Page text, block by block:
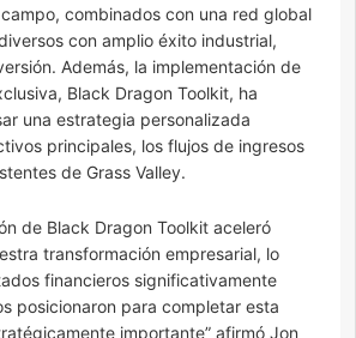
combinados con una red global
con amplio éxito industrial,
Además, la implementación de
Black Dragon Toolkit, ha
una estrategia personalizada
principales, los flujos de ingresos
de Grass Valley.
de Black Dragon Toolkit aceleró
transformación empresarial, lo
financieros significativamente
posicionaron para completar esta
importante” afirmó Jon